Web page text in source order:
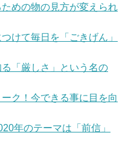
めの物の見方が変えられ
けて毎日を「ごきげん」
「厳しさ」という名の
ク！今できる事に目を向
年のテーマは「前信」